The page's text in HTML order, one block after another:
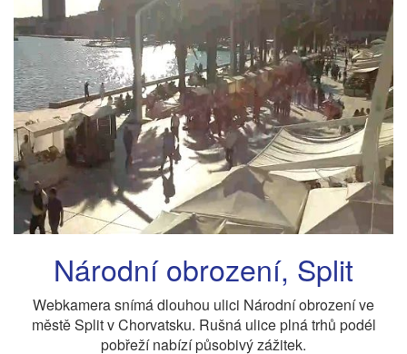
Národní obrození, Split
Webkamera snímá dlouhou ulici Národní obrození ve
městě Split v Chorvatsku. Rušná ulice plná trhů podél
pobřeží nabízí působivý zážitek.